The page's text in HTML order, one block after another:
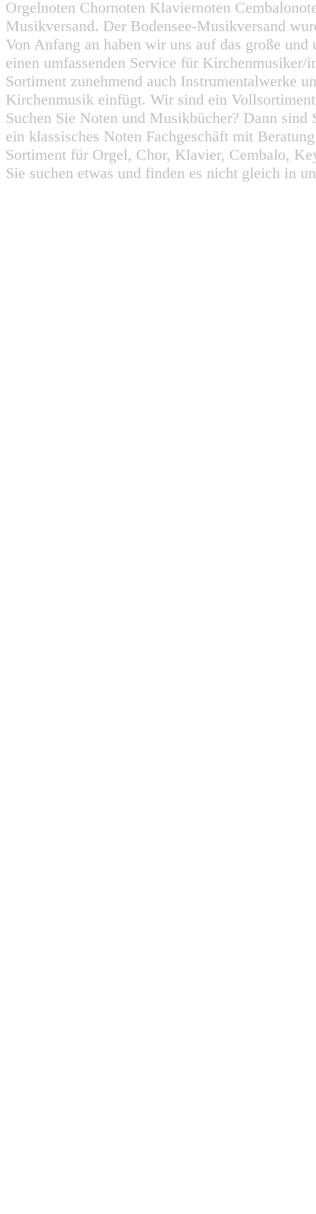
Orgelnoten Chornoten Klaviernoten
Musikversand. Der Bodensee-Musikversand
Von Anfang an haben wir uns auf das große
einen umfassenden Service für
Sortiment zunehmend auch Instrumentalwerke
Kirchenmusik einfügt. Wir sind ein
Suchen Sie Noten und Musikbücher? Dann
ein klassisches Noten Fachgeschäft mit
Sortiment für Orgel, Chor, Klavier, Cembalo,
Sie suchen etwas und finden es nicht gleich in